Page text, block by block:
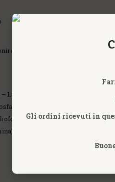
carenze di magnesio o
1.800 mg per bustina
Gli ordini ricevuti in